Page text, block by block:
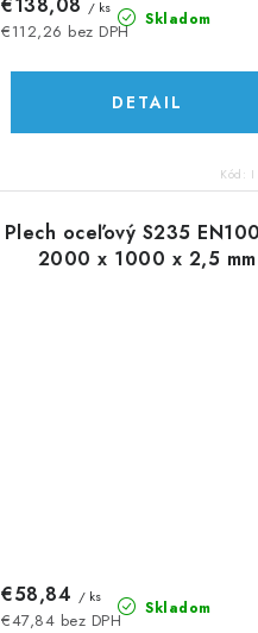
Skladom
€112,26 bez DPH
/ ks
DETAIL
Kód: I
Plech oceľový S235
2000 x 1000 x 2,5 mm
Skladom
€47,84 bez DPH
€58,84 / ks